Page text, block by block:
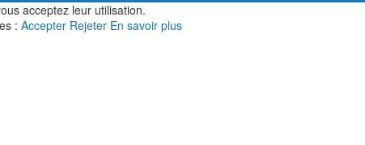
acceptez leur utilisation.
: Accepter Rejeter En savoir plus